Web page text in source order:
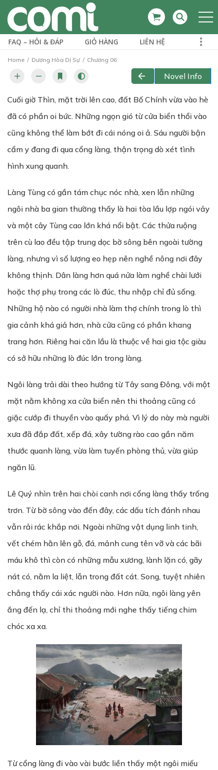
FAQ – HỎI & ĐÁP GIỎ HÀNG LIÊN HỆ
Home Dương Hòa Dị Sự Chương 06
Novel Info
Cuối giờ Thìn, mặt trời lên cao, đất Bố Chính vừa vào hè
đã có phần oi bức. Những ngọn gió từ cửa biển thổi vào
cũng không thể làm bớt đi cái nóng oi ả. Sáu người bận
cẩm y đang đi qua cổng làng, thận trọng dò xét tình
hình xung quanh.
Làng Tùng có gần tám chục nóc nhà, xen lẫn những
ngôi nhà ba gian thường thấy là hai tòa lầu lợp ngói vảy
và một cây Tùng cao lớn khá nổi bật. Các thửa ruộng
trên cù lao đều tập trung dọc bờ sông bên ngoài tường
làng, nhưng vì số lượng eo hẹp nên nghề nông nơi đây
không thịnh. Dân làng hơn quá nửa làm nghề chài lưới
hoặc thợ phụ trong các lò đúc, thu nhập chỉ đủ sống.
Những hộ nào có người nhà làm thợ chính trong lò thì
gia cảnh khá giả hơn, nhà cửa cũng có phần khang
trang hơn. Riêng hai căn lầu là thuộc về hai gia tộc giàu
có sở hữu những lò đúc lớn trong làng.
Ngôi làng trải dài theo hướng từ Tây sang Đông, với một
mặt nằm không xa cửa biển nên thi thoảng cũng có
giặc cướp đi thuyền vào quấy phá. Vì lý do này mà người
xưa đã đắp đất, xếp đá, xây tường rào cao gần năm
thước quanh làng, vừa làm tuyến phòng thủ, vừa giúp
ngăn lũ.
Lê Quý nhìn trên hai chòi canh nơi cổng làng thấy trống
trơn. Từ bờ sông vào đến đây, các dấu tích đánh nhau
vẫn rải rác khắp nơi. Ngoài những vật dụng linh tinh,
vết chém hằn lên gỗ, đá, mảnh cung tên vỡ và các bãi
máu khô thì còn có những mẫu xương, lành lặn có, gãy
nát có, nằm la liệt, lẫn trong đất cát. Song, tuyệt nhiên
chẳng thấy cái xác người nào. Hơn nữa, ngôi làng yên
ắng đến lạ, chỉ thi thoảng mới nghe thấy tiếng chim
chóc xa xa.
Từ cổng làng đi vào vài bước liền thấy một ngôi miếu